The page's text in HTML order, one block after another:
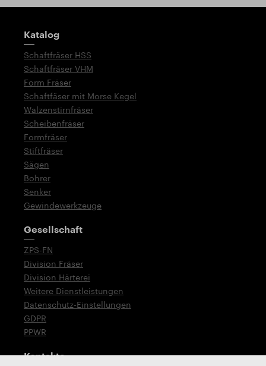
Wegweiser
Katalog
Schaftfräser HSS
Schaftfräser VHM
Form Fräser
Schaftfäser mit Morse Kegel
Walzenstirnfräser
Scheibenfräser
Formfräser
Stiftfräser
Sägen
Bohrer
Senker
Gewindewerkzeuge
Gesellschaft
ZPS-FN
Division Fräser
Division Härterei
Weitere Dienstleistungen
Datenschutz-Einstellungen
GDPR
PPWR
Kontakte